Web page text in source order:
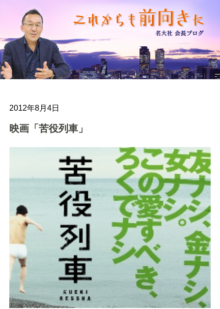
2012年8月4日
映画「苦役列車」